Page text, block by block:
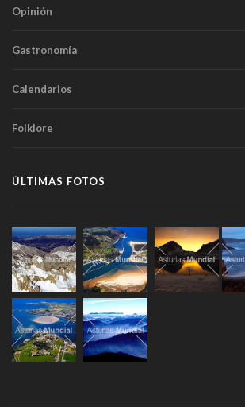
Opinión
Gastronomía
Calendarios
Folklore
ÚLTIMAS FOTOS